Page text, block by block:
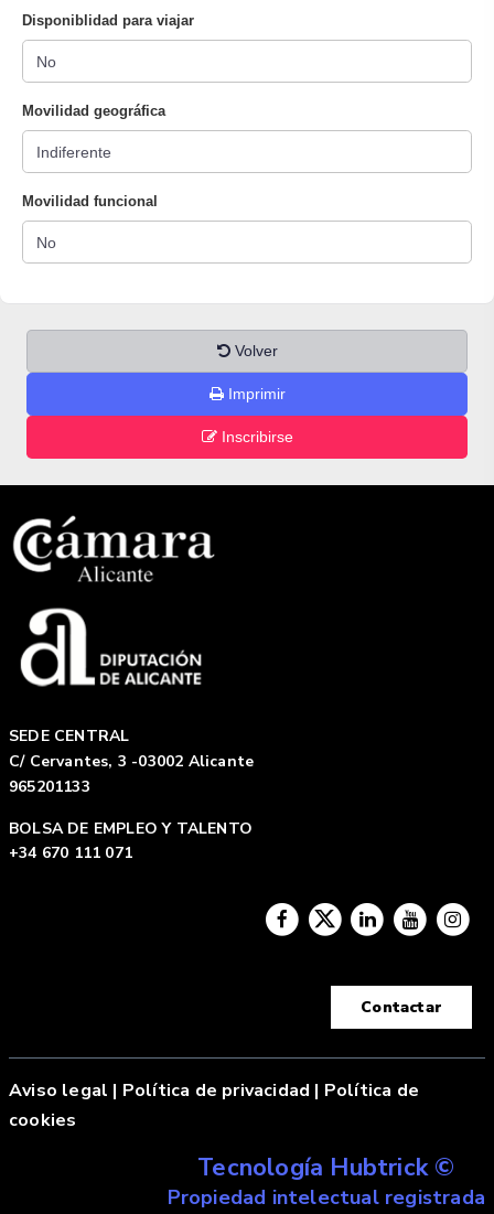
Disponiblidad para viajar
Movilidad geográfica
Movilidad funcional
Volver
Imprimir
Inscribirse
SEDE CENTRAL
C/ Cervantes, 3 -03002 Alicante
965201133
BOLSA DE EMPLEO Y TALENTO
+34 670 111 071
Contactar
Aviso legal | Política de privacidad | Política de
cookies
Tecnología Hubtrick ©
Propiedad intelectual registrada